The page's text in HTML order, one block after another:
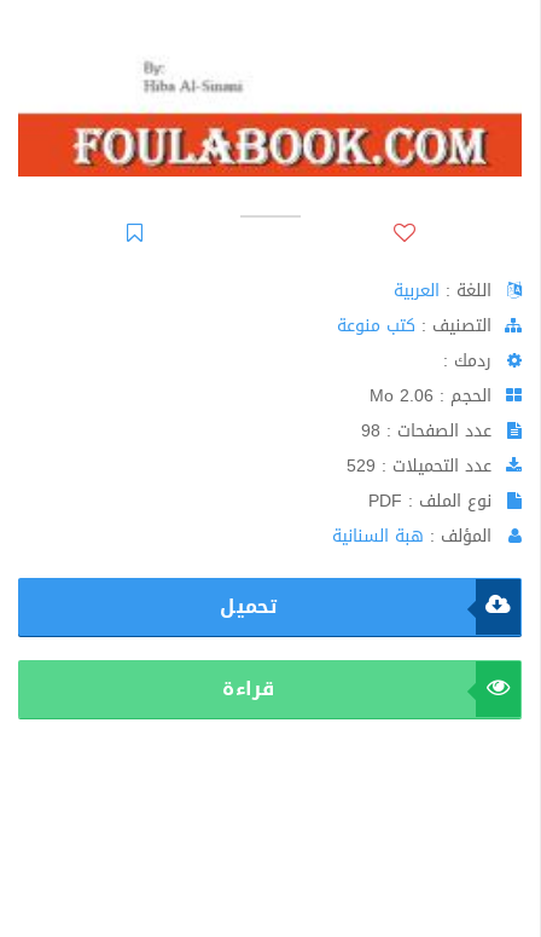
اللغة : العربية
اﻟﺘﺼﻨﻴﻒ : كتب منوعة
ردمك :
الحجم : 2.06 Mo
عدد الصفحات : 98
عدد التحميلات : 529
نوع الملف : PDF
المؤلف : هبة السنانية
تحميل
قراءة